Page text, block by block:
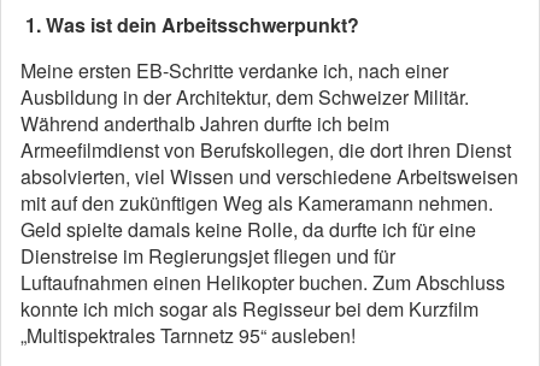
1. Was ist dein Arbeitsschwerpunkt?
Meine ersten EB-Schritte verdanke ich, nach einer
Ausbildung in der Architektur, dem Schweizer Militär.
Während anderthalb Jahren durfte ich beim
Armeefilmdienst von Berufskollegen, die dort ihren Dienst
absolvierten, viel Wissen und verschiedene Arbeitsweisen
mit auf den zukünftigen Weg als Kameramann nehmen.
Geld spielte damals keine Rolle, da durfte ich für eine
Dienstreise im Regierungsjet fliegen und für
Luftaufnahmen einen Helikopter buchen. Zum Abschluss
konnte ich mich sogar als Regisseur bei dem Kurzfilm
„Multispektrales Tarnnetz 95“ ausleben!